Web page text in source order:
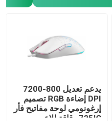
يدعم تعديل 800-7200
DPI إضاءة RGB تصميم
إرغونومي لوحة مفاتيح فأر
725IC رقاقة للاعبين